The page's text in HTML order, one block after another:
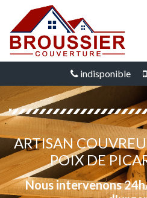
indisponible
ARTISAN
POIX DE
Nous intervenons